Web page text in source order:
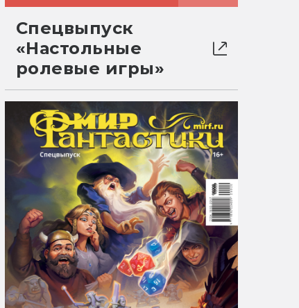
Спецвыпуск
«Настольные
ролевые игры»